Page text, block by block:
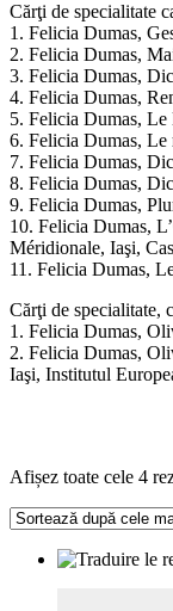
Cărţi de specialitate
1. Felicia Dumas,
2. Felicia Dumas,
3. Felicia Dumas,
4. Felicia Dumas,
5. Felicia Dumas,
6. Felicia Dumas, Le
7. Felicia Dumas,
8. Felicia Dumas,
9. Felicia Dumas,
10. Felicia Dumas,
Méridionale, Iaşi,
11. Felicia Dumas,
Cărţi de specialitate,
1. Felicia Dumas,
2. Felicia Dumas,
Iaşi, Institutul
Afișez toate cele 4